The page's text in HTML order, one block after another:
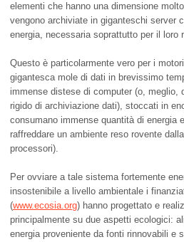
elementi che hanno una dimensione
vengono archiviate in giganteschi server
energia, necessaria soprattutto per il loro
Questo è particolarmente vero per i
gigantesca mole di dati in brevissimo
immense distese di computer (o, meglio,
rigido di archiviazione dati), stoccati in
consumano immense quantità di energia
raffreddare un ambiente reso rovente
processori).
Per ovviare a tale sistema fortemente
insostenibile a livello ambientale i
(www.ecosia.org) hanno progettato e
principalmente su due aspetti ecologici:
energia proveniente da fonti rinnovabili e